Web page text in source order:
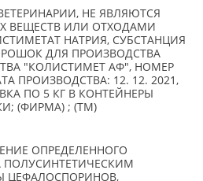
НЕ ЯВЛЯЮТСЯ
ВЕЩЕСТВ ИЛИ ОТХОДАМИ
НАТРИЯ, СУБСТАНЦИЯ
ДЛЯ ПРОИЗВОДСТВА
"КОЛИСТИМЕТ АФ", НОМЕР
ПРОИЗВОДСТВА: 12. 12. 2021,
ПО 5 КГ В КОНТЕЙНЕРЫ
(ФИРМА) ; (TM)
ОПРЕДЕЛЕННОГО
ЦЕФАЛОСПОРИНОВ,